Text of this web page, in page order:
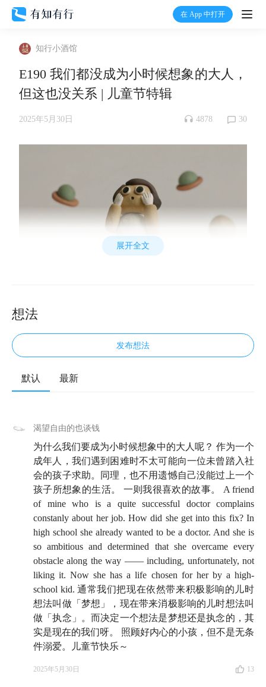
在 App 中打开
打
有知
加入我们
知行小酒馆
E190 我们都没成为小时候想象的大人，
但这也没关系 | 儿童节特辑
2025年5月30日 4878 30
客节目，我们关注投资，更关注怎样更好的生活，我是
雨白。 这期节目上线的时间刚好是儿童节前，我们想聊
一个轻盈但藏着重量的话题，为什么我们没有长成小时
候想象中的大人？小时候总觉得成为大人该多好呀，成
为大人就意味着稳重从容，任何事情都有答案。但真的
走进成年人的世界，才发现，原来我们依然会迷茫、焦
虑，会在深夜觉得孤单，只是大人们更擅长把这些藏起
我们总是让自己尽可能像个大人，但偶尔也会在
想，有些话如果可以说出口，会不会更轻松一点呢？
于是，这一期节目我们想换一个方式来聊一聊长大。我
们来到了广州，和青年媒体品牌「我要
WhatYouNeed」的两位朋友一起坐下来聊了聊，TA 们
是创始人 Blake 和主播仙草。TA 们的内容我们小酒馆
全员都超级喜欢，播客「不把天聊si」也是我们私藏的
心头好。我们常常会觉得：天哪，TA 们怎么总能那么
展开全文
想法
发布想法
默认 最新
渴望自由的也谈钱
为什么我们要成为小时候想象中的大人呢？ 作为一个
成年人，我们遇到困难时不太可能向一位未曾踏入社
会的孩子求助。同理，也不用遗憾自己没能过上一个
孩子所想象的生活。 一则我很喜欢的故事。 A friend
of mine who is a quite successful doctor complains
constanly about her job. How did she get into this fix? In
high school she already wanted to be a doctor. And she is
so ambitious and determined that she overcame every
obstacle along the way —— including, unfortunately, not
liking it. Now she has a life chosen for her by a high-
school kid. 通常我们把现在依然带来积极影响的儿时
想法叫做「梦想」，现在带来消极影响的儿时想法叫
做「执念」。而决定一个想法是梦想还是执念的，其
实是现在的我们呀。 照顾好内心的小孩，但不是无条
件溺爱。儿童节快乐～
2025年5月30日 13